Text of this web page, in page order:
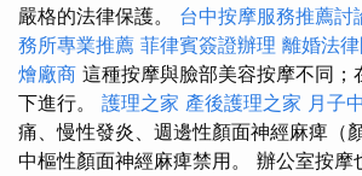
嚴格的法律保護。 台中按摩服務推薦討
務所專業推薦 菲律賓簽證辦理 離婚法
燴廠商 這種按摩與臉部美容按摩不同；
下進行。 護理之家 產後護理之家 月子
痛、慢性發炎、週邊性顏面神經麻痺（
中樞性顏面神經麻痺禁用。 辦公室按摩